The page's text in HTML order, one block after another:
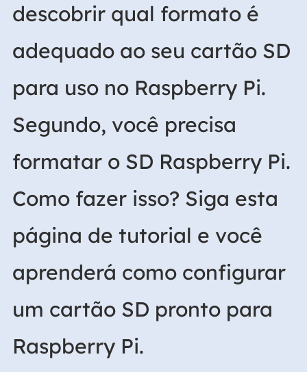
descobrir qual formato é
adequado ao seu cartão SD
para uso no Raspberry Pi.
Segundo, você precisa
formatar o SD Raspberry Pi.
Como fazer isso? Siga esta
página de tutorial e você
aprenderá como configurar
um cartão SD pronto para
Raspberry Pi.